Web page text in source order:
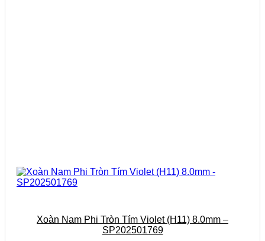
Xoàn Nam Phi Tròn Tím Violet (H11) 8.0mm –
SP202501769